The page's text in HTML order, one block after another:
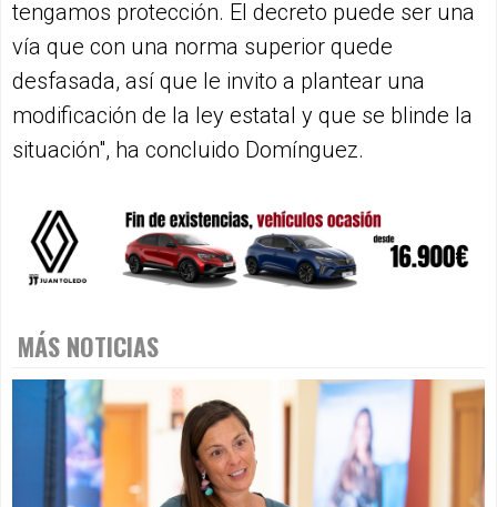
tengamos protección. El decreto puede ser una
vía que con una norma superior quede
desfasada, así que le invito a plantear una
modificación de la ley estatal y que se blinde la
situación", ha concluido Domínguez.
MÁS NOTICIAS